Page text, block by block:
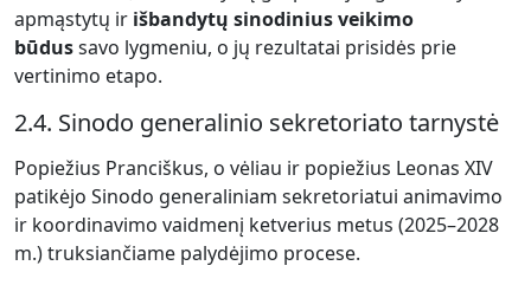
apmąstytų ir išbandytų sinodinius veikimo
būdussavo lygmeniu, o jų rezultatai prisidės prie
vertinimo etapo.
2.4. Sinodo generalinio sekretoriato tarnystė
Popiežius Pranciškus, o vėliau ir popiežius Leonas XIV
patikėjo Sinodo generaliniam sekretoriatui animavimo
ir koordinavimo vaidmenį ketverius metus (2025–2028
m.) truksiančiame palydėjimo procese.